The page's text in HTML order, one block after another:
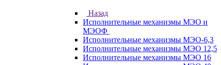
Назад
Исполнительные механизмы МЭО и
МЭОФ
Исполнительные механизмы МЭО-6,3
Исполнительные механизмы МЭО 12,5
Исполнительные механизмы МЭО 16